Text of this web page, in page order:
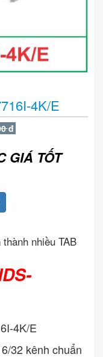
4K/E
đ
GIÁ TỐT
nhiều TAB
4K/E
32 kênh chuẩn